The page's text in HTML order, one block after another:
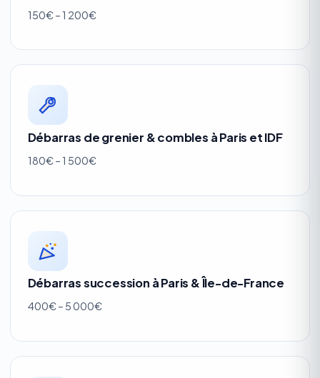
150€ – 1 200€
Débarras de grenier & combles à Paris et IDF
180€ – 1 500€
Débarras succession à Paris & Île-de-France
400€ – 5 000€